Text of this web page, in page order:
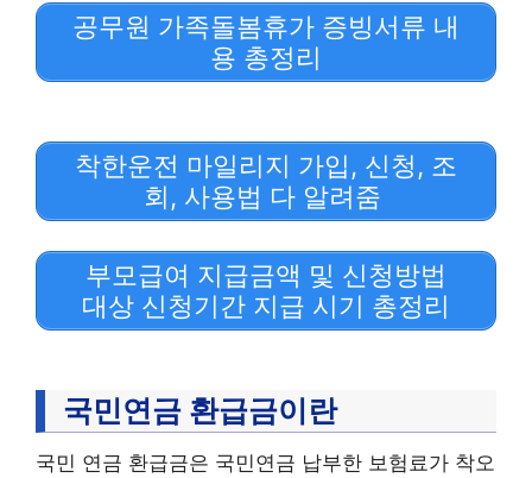
공무원 가족돌봄휴가 증빙서류 내
용 총정리
착한운전 마일리지 가입, 신청, 조
회, 사용법 다 알려줌
부모급여 지급금액 및 신청방법
대상 신청기간 지급 시기 총정리
국민연금 환급금이란
국민 연금 환급금은 국민연금 납부한 보험료가 착오